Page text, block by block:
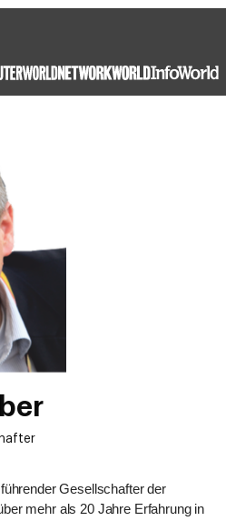
Gesellschafter der
mehr als 20 Jahre Erfahrung in